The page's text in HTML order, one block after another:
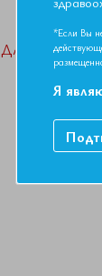
ДАННЫЙ
Если
*Если Вы
Я